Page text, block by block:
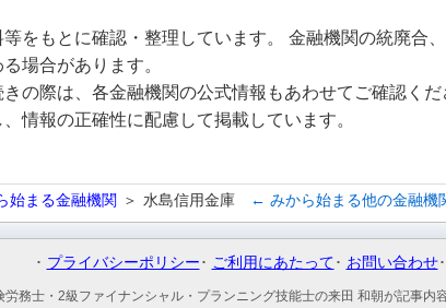
をもとに確認・整理しています。 金融機関の統廃合
場合があります。
の際は、各金融機関の公式情報もあわせてご確認くだ
情報の正確性に配慮して掲載しています。
始まる金融機関 水島信用金庫 ← みから始まる他の金融機
プライバシーポリシー ご利用にあたって お問い合わせ
務士・2級ファイナンシャル・プランニング技能士の来田 和朝が記事内